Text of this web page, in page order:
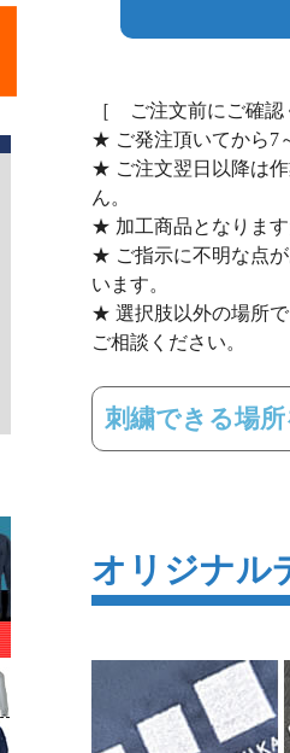
［ ご注文前にご確
★ ご発注頂いてから7
★ ご注文翌日以降は
ん。
★ 加工商品となりま
★ ご指示に不明な点
います。
★ 選択肢以外の場所
ご相談ください。
刺繍できる場
オリジナル